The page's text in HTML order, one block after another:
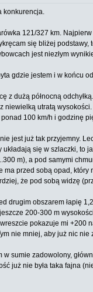
konkurencja.
121/327 km.
się bliżej podstawy,
jest niezłym
gdzie jestem i w końcu
z dużą północną
niewielką utratą
100 km/h i godzinę
jest już tak przyjemny.
układają się w szlaczki, to
m), a pod samymi
ma przed sobą opad, który
że pod sobą widzę
drugim obszarem łapię
200-300 m
pokazuje mi +200
nie mniej, aby już nic
w sumie zadowolony,
już nie była taka fajna